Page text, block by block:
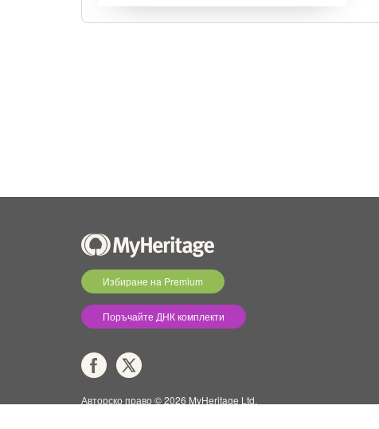
Избиране на Premium
Поръчайте ДНК комплекти
Авторско право © 2026 MyHeritage Ltd.